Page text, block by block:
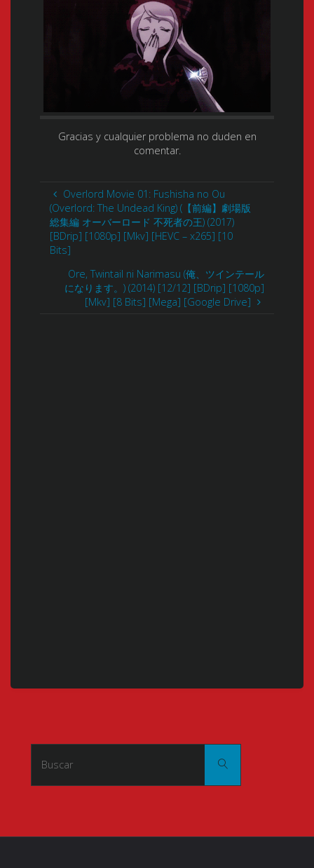
Gracias y cualquier problema no duden en
comentar.
Overlord Movie 01: Fushisha no Ou
(Overlord: The Undead King) (【前編】劇場版
総集編 オーバーロード 不死者の王) (2017)
[BDrip] [1080p] [Mkv] [HEVC – x265] [10
Bits]
Ore, Twintail ni Narimasu (俺、ツインテール
になります。) (2014) [12/12] [BDrip] [1080p]
[Mkv] [8 Bits] [Mega] [Google Drive]
Buscar